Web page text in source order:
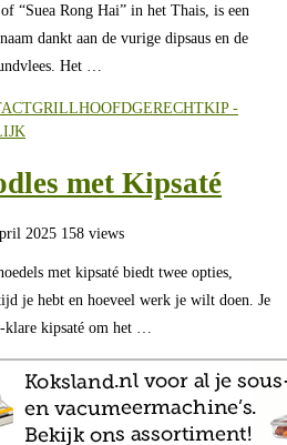
“Suea Rong Hai” in het Thais, is een
dankt aan de vurige dipsaus en de
Het …
HOOFDGERECHTKIP -
met Kipsaté
2025 158 views
met kipsaté biedt twee opties,
je hebt en hoeveel werk je wilt doen. Je
klare kipsaté om het …